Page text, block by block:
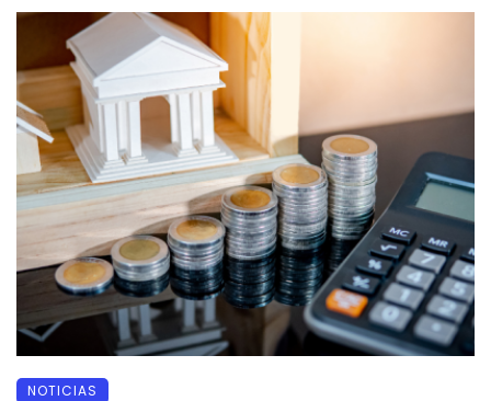
NOTICIAS